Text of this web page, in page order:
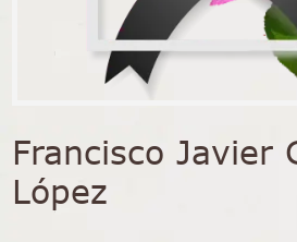
Francisco Javier
López